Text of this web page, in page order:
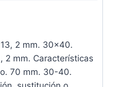
2 mm. 30×40.
2 mm. Características
70 mm. 30-40.